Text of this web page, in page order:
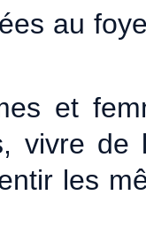
au
et
vivre
les